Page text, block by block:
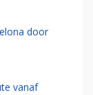
door
vanaf